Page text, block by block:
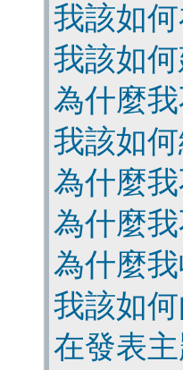
我該如
我該如
為什麼
我該如
為什麼
為什麼
為什麼
我該如
在發表